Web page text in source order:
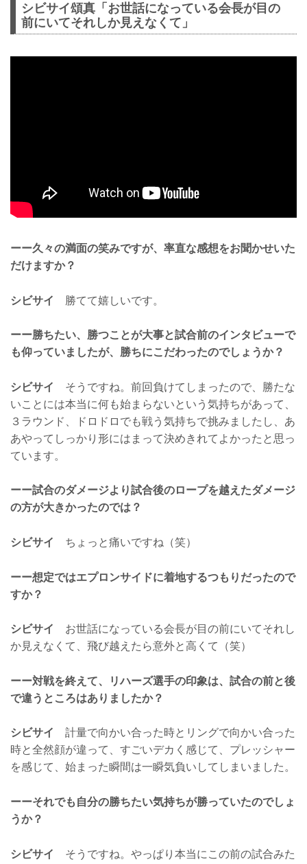
シビサイ頌真「お世話になっている会長が目の
前にいてそれしか見えなくて」
ーー久々の満面の笑みですが、率直な感想をお聞かせいた
だけますか？
シビサイ 勝てて嬉しいです。
ーー勝ちたい、勝つことが大事と試合前のインタビューで
も仰っていましたが、勝ちにこだわったのでしょうか？
シビサイ
そうですね。前回負けてしまったので、勝たな
いことには本当に何も始まらないという気持ちがあって、
３ラウンド、ドロドロでも戦う気持ちで挑みましたし、あ
あやってしっかり形にはまって決めきれてよかったと思っ
ています。
ーー試合のダメージより試合後のロープを越えたダメージ
の方が大きかったのでは？
シビサイ ちょっと痛いですね（笑）
ーー想定ではエプロンサイドに着地するつもりだったので
すか？
シビサイ
お世話になっている会長が目の前にいてそれし
か見えなくて、飛び越えたら意外と高くて（笑）
ーー対戦を終えて、リハーズ選手の印象は、試合の前と後
で違うところはありましたか？
シビサイ
計量で向かい合った時とリングで向かい合った
時と全然顔が違って、すごいデカく感じて、プレッシャー
を感じて、始まった瞬間は一瞬気負いしてしまいました。
ーーそれでも自分の勝ちたい気持ちが勝っていたのでしょ
うか？
シビサイ
そうですね。やっぱり本当にこの前の試合みた